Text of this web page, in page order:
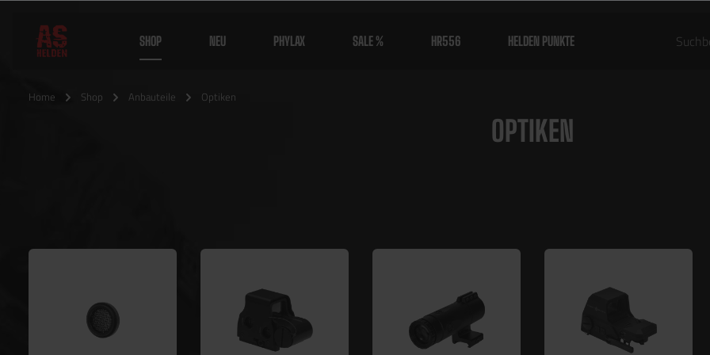
SHOP NEU PHYLAX SALE % HR556 HELDEN PUNKTE
Home Shop Anbauteile Optiken
OPTIKEN